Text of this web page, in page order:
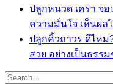
ปลูกหนวด เครา จอ
ความมั่นใจ เห็นผล
ปลูกคิ้วถาวร ดีไหม
สวย อย่างเป็นธรร